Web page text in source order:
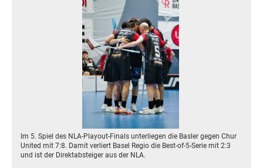
Im 5. Spiel des NLA-Playout-Finals unterliegen die Basler gegen Chur
United mit 7:8. Damit verliert Basel Regio die Best-of-5-Serie mit 2:3
und ist der Direktabsteiger aus der NLA.